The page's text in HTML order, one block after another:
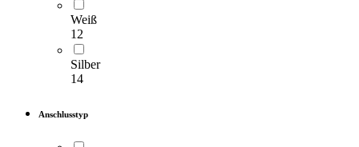
Weiß
12
Silber
14
Anschlusstyp